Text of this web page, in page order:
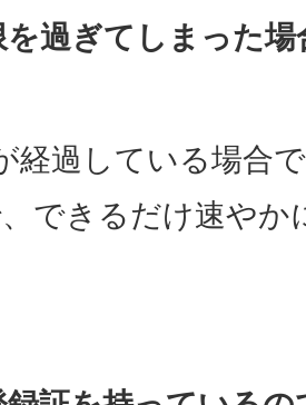
を過ぎてしまった
経過している場合
できるだけ速やか